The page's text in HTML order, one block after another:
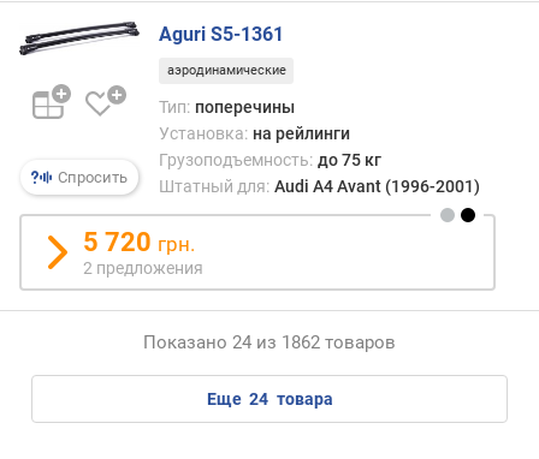
Спросить
Aguri S5-1361
аэродинамические
Тип: поперечины
Установка: на рейлинги
Грузоподъемность: до 75 кг
Штатный для: Audi A4 Avant (1996-2001)
5 720 грн.
2 предложения
Показано 24 из 1862 товаров
еще 24 товара